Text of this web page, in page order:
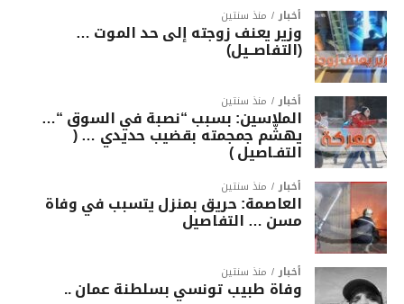
أخبار منذ سنتين
وزير يعنف زوجته إلى حد الموت …
(التفاصــيل)
أخبار منذ سنتين
الملاسين: بسبب “نصبة في السوق “…
يهشّم جمجمته بقضيب حديدي … (
التفـاصيل )
أخبار منذ سنتين
العاصمة: حريق بمنزل يتسبب في وفاة
مسن … التفاصيل
أخبار منذ سنتين
وفاة طبيب تونسي بسلطنة عمان ..